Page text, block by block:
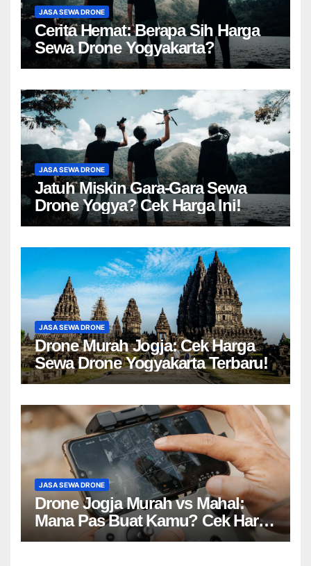
JASA SEWA DRONE
Cerita Hemat: Berapa Sih Harga
Sewa Drone Yogyakarta?
JASA SEWA DRONE
Jatuh Miskin Gara-Gara Sewa
Drone Yogya? Cek Harga Ini!
JASA SEWA DRONE
Drone Murah Jogja: Cek Harga
Sewa Drone Yogyakarta Terbaru!
JASA SEWA DRONE
Drone Jogja Murah vs Mahal:
Mana Pas Buat Kamu? Cek Harga
Sewa Drone Yogyakarta!